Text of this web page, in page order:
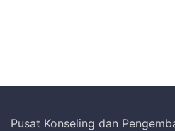
Pusat Konseling dan